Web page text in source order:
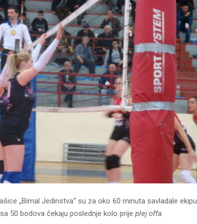
„Bimal Jedinstva“ su za oko 60 minuta savladale ekipu
50 bodova čekaju poslednje kolo prije plej offa.